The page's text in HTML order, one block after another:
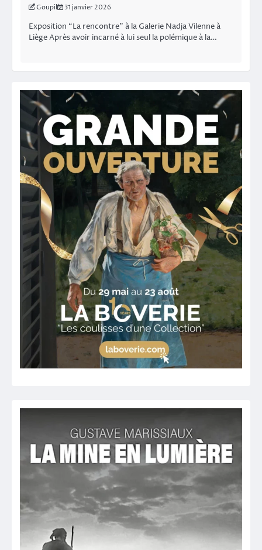
Goupil 31 janvier 2026
Exposition “La rencontre” à la Galerie Nadja Vilenne à
Liège Après avoir incarné à lui seul la polémique à la…